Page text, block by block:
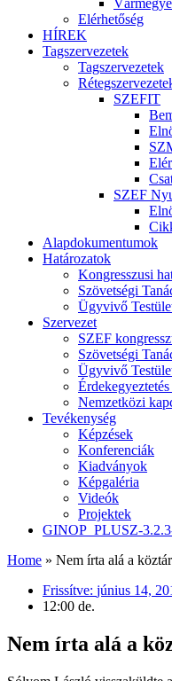
Elérhetőség
HÍREK
Tagszervezetek
Tagszervezetek
SZEFIT
SZEF
Alapdokumentumok
Határozatok
Kongresszusi
Szövetségi
Ügyvivő
Szervezet
SZEF
Szövetségi
Ügyvivő
Nemzetközi
Tevékenység
Képzések
Konferenciák
Kiadványok
Képgaléria
Videók
Projektek
GINOP_PLUSZ-
Home » Nem írta alá a
Frissítve: június 14,
12:00 de.
Nem írta alá a